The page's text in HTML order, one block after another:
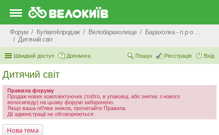
Форум Купівля\продаж Велобарахолище
Барахолка - п р о д а ж
Дитячий світ
Швидкий доступ Допомога Вхід
Реєстрація
Пошук
Дитячий світ
Правила форуму
Продаж нових комплектуючих (тобто, в упаковці, або знятих з нового
велосипеду) на цьому форумі заборонено.
Якщо ваша об'ява зникла, прочитайте Правила.
Дії адміністрації не обговорюються
Нова тема